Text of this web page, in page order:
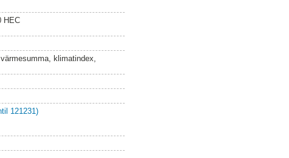
HEC
klimatindex,
121231)